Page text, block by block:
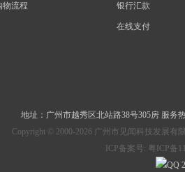
物流程 银行汇款
在线支付
地址： 广州市越秀区北站路38号305房 服务
Copyright © 2000-2026 广州市见闻科技发展
ICP备案号: 粤ICP备